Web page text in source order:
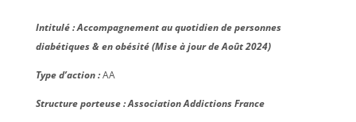
Intitulé : Accompagnement au quotidien de personnes
diabétiques & en obésité (Mise à jour de Août 2024)
Type d’action :AA
Structure porteuse : Association Addictions France